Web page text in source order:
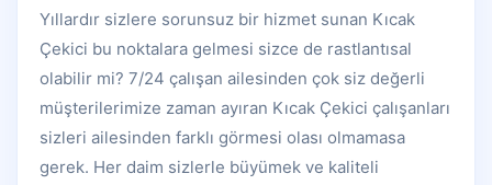
Yıllardır sizlere sorunsuz bir hizmet sunan Kıcak
Çekici bu noktalara gelmesi sizce de rastlantısal
olabilir mi? 7/24 çalışan ailesinden çok siz değerli
müşterilerimize zaman ayıran Kıcak Çekici çalışanları
sizleri ailesinden farklı görmesi olası olmamasa
gerek. Her daim sizlerle büyümek ve kaliteli